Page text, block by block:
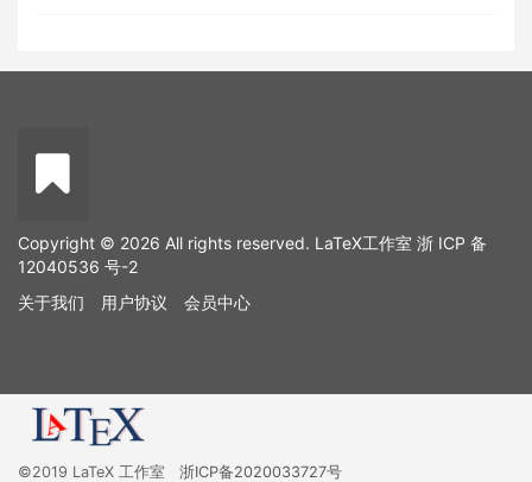
Copyright © 2026 All rights reserved. LaTeX工作室 浙 ICP 备
12040536 号-2
关于我们
用户协议 会员中心
©2019 LaTeX 工作室 浙ICP备2020033727号